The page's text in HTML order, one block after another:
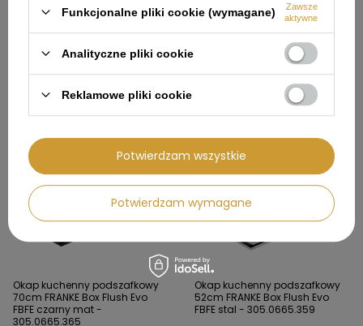
70cm FRANKE Box Flush Evo
FBFE biały mat - 305.0665.367
1 859,00 zł
Okap kuchenny podszafkowy
70cm FRANKE Box Flush Evo
FBFE stal - 305.0665.361
1 859,00 zł
Okap kuchenny podszafkowy
70cm FRANKE Box Flush Evo
FBFE czarny mat -
305.0665.365
Okap kuchenny podszafkowy
52cm FRANKE Box Flush Evo
FBFE stal - 305.0665.359
Funkcjonalne pliki cookie (wymagane)
Zawsze
aktywne
Analityczne pliki cookie
Reklamowe pliki cookie
Potwierdzam wymagane
Potwierdzam wszystkie